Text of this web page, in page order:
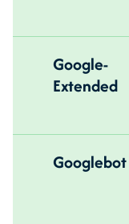
Google-
Extended
Googlebot